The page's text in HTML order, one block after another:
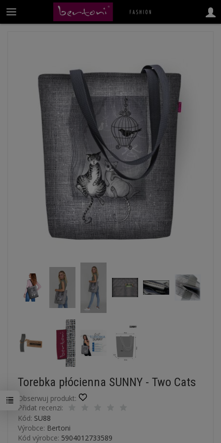
Torebka płócienna SUNNY - Two Cats
Obserwuj produkt:
Přidat recenzi:
Kód: SU88
Výrobce: Bertoni
Kód výrobce: 5904012733589